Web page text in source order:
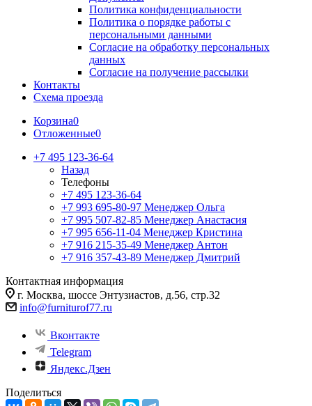
Политика конфиденциальности
Политика о порядке работы с
персональными данными
Согласие на обработку персональных
данных
Согласие на получение рассылки
Контакты
Схема проезда
Корзина0
Отложенные0
+7 495 123-36-64
Назад
Телефоны
+7 495 123-36-64
+7 993 695-80-97 Менеджер Ольга
+7 995 507-82-85 Менеджер Анастасия
+7 995 656-11-04 Менеджер Кристина
+7 916 215-35-49 Менеджер Антон
+7 916 357-43-89 Менеджер Дмитрий
Контактная информация
г. Москва, шоссе Энтузиастов, д.56, стр.32
info@furniturof77.ru
Вконтакте
Telegram
Яндекс.Дзен
Поделиться